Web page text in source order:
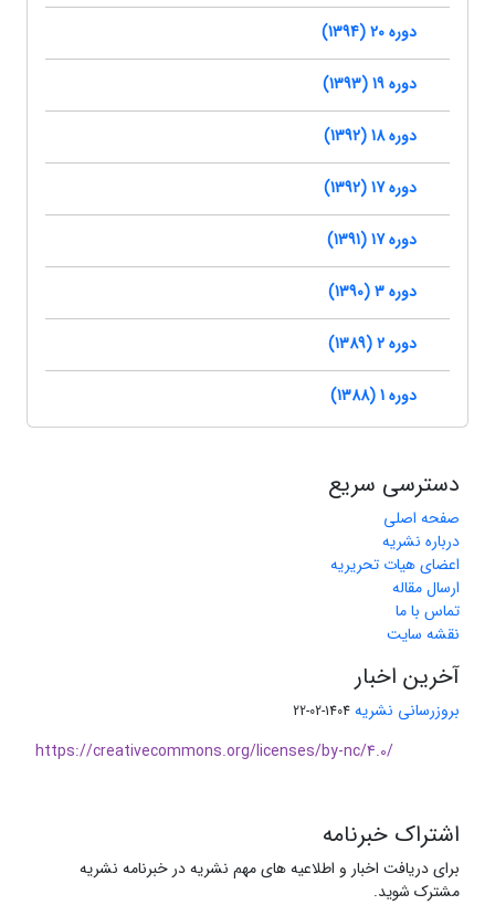
دوره 20 (1394)
دوره 19 (1393)
دوره 18 (1392)
دوره 17 (1392)
دوره 17 (1391)
دوره 3 (1390)
دوره 2 (1389)
دوره 1 (1388)
دسترسی سریع
صفحه اصلی
درباره نشریه
اعضای هیات تحریریه
ارسال مقاله
تماس با ما
نقشه سایت
آخرین اخبار
بروزرسانی نشریه 1404-02-22
https://creativecommons.org/licenses/by-nc/4.0/
اشتراک خبرنامه
برای دریافت اخبار و اطلاعیه های مهم نشریه در خبرنامه نشریه
مشترک شوید.